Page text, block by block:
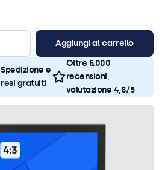
Aggiungi al carrello
Spedizione e
resi gratuiti
Oltre 5.000
recensioni,
valutazione 4,8/5